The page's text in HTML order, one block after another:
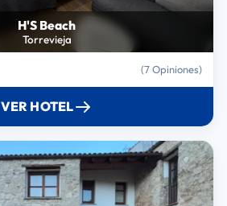
H'S Beach
Torrevieja
(7 Opiniones)
VER HOTEL